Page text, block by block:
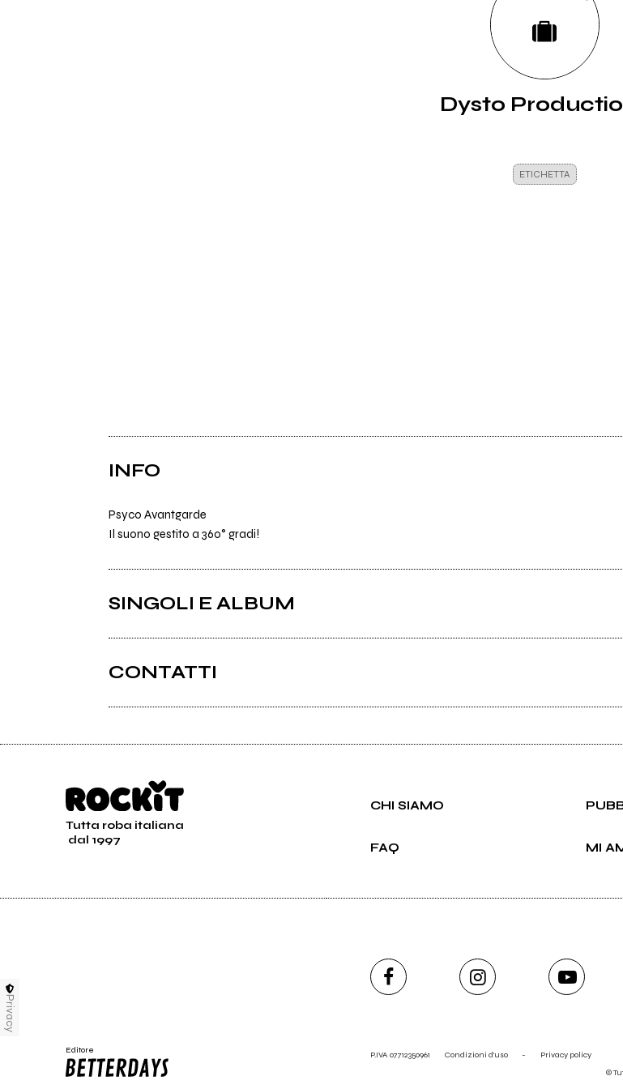
Dysto
ETICHETTA
INFO
Psyco Avantgarde
Il suono gestito a 360° gradi!
SINGOLI E ALBUM
2023
CONTATTI
Tutta roba italiana
dal 1997
CHI SIAMO
FAQ MI
Editore P.IVA 07712350961 Condizioni d'uso -
Privacy policy
©
Privacy